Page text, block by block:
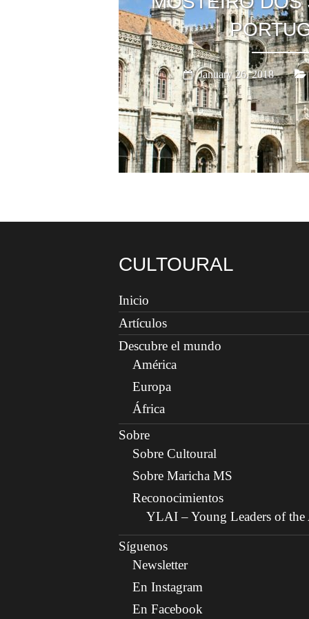
January 26, 2018
CULTOURAL
Inicio
Artículos
Descubre el mundo
América
Europa
África
Sobre
Sobre Cultoural
Sobre Maricha MS
Reconocimientos
YLAI – Young Leaders of the
Síguenos
Newsletter
En Instagram
En Facebook